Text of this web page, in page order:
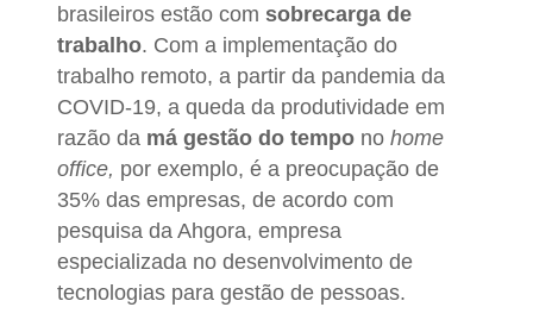
brasileiros estão com sobrecarga de
trabalho. Com a implementação do
trabalho remoto, a partir da pandemia da
COVID-19, a queda da produtividade em
razão da má gestão do tempo no home
office, por exemplo, é a preocupação de
35% das empresas, de acordo com
pesquisa da Ahgora, empresa
especializada no desenvolvimento de
tecnologias para gestão de pessoas.